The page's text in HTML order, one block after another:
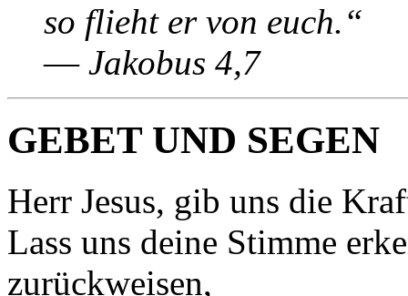
so flieht er von euch.“
— Jakobus 4,7
GEBET UND SEGEN
Herr Jesus, gib uns die
Lass uns deine Stimme
zurückweisen,